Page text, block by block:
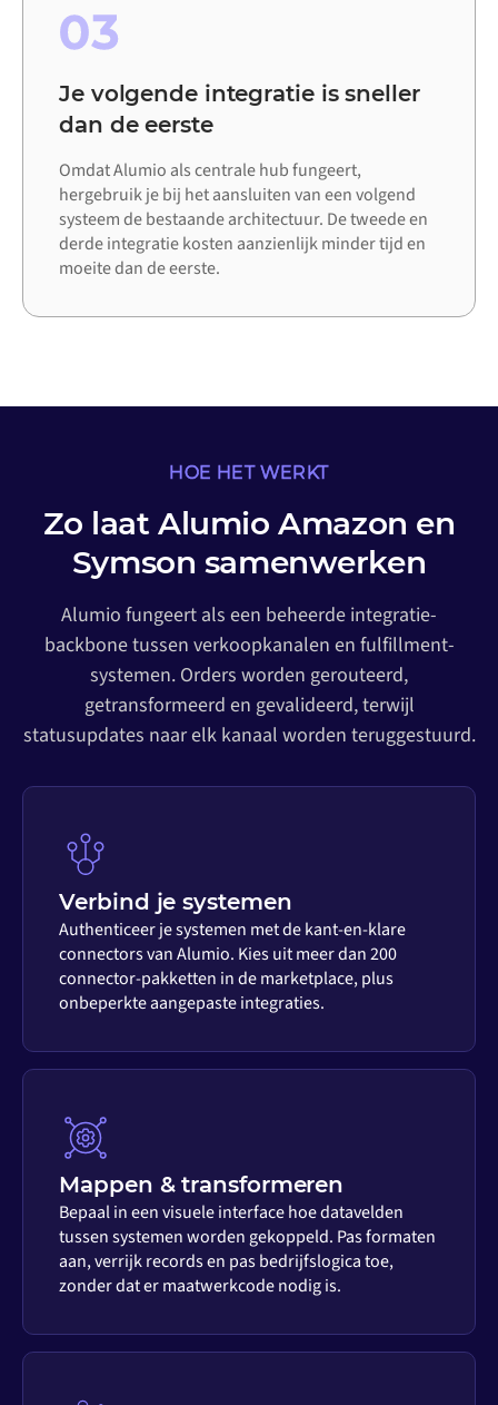
03
Je volgende integratie is sneller
dan de eerste
Omdat Alumio als centrale hub fungeert,
hergebruik je bij het aansluiten van een volgend
systeem de bestaande architectuur. De tweede en
derde integratie kosten aanzienlijk minder tijd en
moeite dan de eerste.
HOE HET WERKT
Zo laat Alumio Amazon en
Symson samenwerken
Alumio fungeert als een beheerde integratie-
backbone tussen verkoopkanalen en fulfillment-
systemen. Orders worden gerouteerd,
getransformeerd en gevalideerd, terwijl
statusupdates naar elk kanaal worden teruggestuurd.
Verbind je systemen
Authenticeer je systemen met de kant-en-klare
connectors van Alumio. Kies uit meer dan 200
connector-pakketten in de marketplace, plus
onbeperkte aangepaste integraties.
Mappen & transformeren
Bepaal in een visuele interface hoe datavelden
tussen systemen worden gekoppeld. Pas formaten
aan, verrijk records en pas bedrijfslogica toe,
zonder dat er maatwerkcode nodig is.